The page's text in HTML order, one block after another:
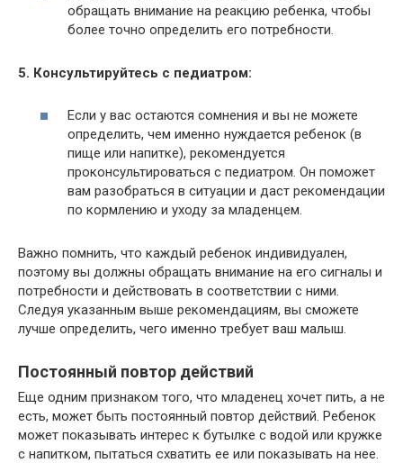
обращать внимание на реакцию ребенка, чтобы
более точно определить его потребности.
5. Консультируйтесь с педиатром:
Если у вас остаются сомнения и вы не можете
определить, чем именно нуждается ребенок (в
пище или напитке), рекомендуется
проконсультироваться с педиатром. Он поможет
вам разобраться в ситуации и даст рекомендации
по кормлению и уходу за младенцем.
Важно помнить, что каждый ребенок индивидуален,
поэтому вы должны обращать внимание на его сигналы и
потребности и действовать в соответствии с ними.
Следуя указанным выше рекомендациям, вы сможете
лучше определить, чего именно требует ваш малыш.
Постоянный повтор действий
Еще одним признаком того, что младенец хочет пить, а не
есть, может быть постоянный повтор действий. Ребенок
может показывать интерес к бутылке с водой или кружке
с напитком, пытаться схватить ее или показывать на нее.